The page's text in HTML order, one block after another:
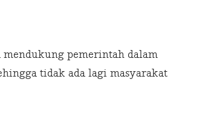
pemerintah dalam
tidak ada lagi masyarakat